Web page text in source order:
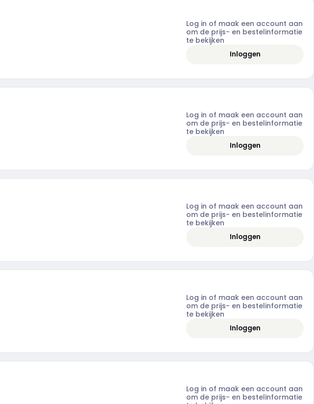
Log in of maak een account aan
om de prijs- en bestelinformatie
te bekijken
Inloggen
Log in of maak een account aan
om de prijs- en bestelinformatie
te bekijken
Inloggen
Log in of maak een account aan
om de prijs- en bestelinformatie
te bekijken
Inloggen
Log in of maak een account aan
om de prijs- en bestelinformatie
te bekijken
Inloggen
Log in of maak een account aan
om de prijs- en bestelinformatie